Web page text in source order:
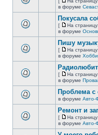
непрочитанных
сообщений.
этой
непрочитанных
сообщений.
На
страницу
в форуме
этой
непрочитанных
сообщений.
Покусала
[
На
страницу
На страницу:
в форуме
этой
непрочитанных
сообщений.
Пишу
[
На
страницу
На страницу:
в форуме Хобби
этой
непрочитанных
сообщений.
[
На
страницу
На страницу:
в форуме
непрочитанных
Проблема
в форуме Авто-
этой
Ремонт и
[
На
страницу
На страницу:
в форуме Авто-